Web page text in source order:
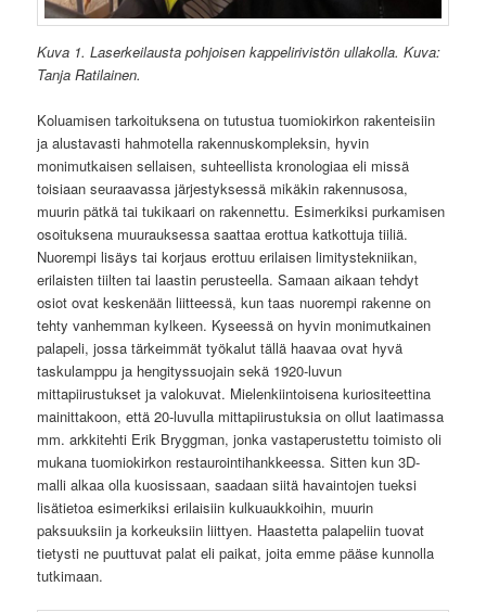
Kuva 1. Laserkeilausta pohjoisen kappelirivistön ullakolla. Kuva:
Tanja Ratilainen.
Koluamisen tarkoituksena on tutustua tuomiokirkon rakenteisiin
ja alustavasti hahmotella rakennuskompleksin, hyvin
monimutkaisen sellaisen, suhteellista kronologiaa eli missä
toisiaan seuraavassa järjestyksessä mikäkin rakennusosa,
muurin pätkä tai tukikaari on rakennettu. Esimerkiksi purkamisen
osoituksena muurauksessa saattaa erottua katkottuja tiiliä.
Nuorempi lisäys tai korjaus erottuu erilaisen limitystekniikan,
erilaisten tiilten tai laastin perusteella. Samaan aikaan tehdyt
osiot ovat keskenään liitteessä, kun taas nuorempi rakenne on
tehty vanhemman kylkeen. Kyseessä on hyvin monimutkainen
palapeli, jossa tärkeimmät työkalut tällä haavaa ovat hyvä
taskulamppu ja hengityssuojain sekä 1920-luvun
mittapiirustukset ja valokuvat. Mielenkiintoisena kuriositeettina
mainittakoon, että 20-luvulla mittapiirustuksia on ollut laatimassa
mm. arkkitehti Erik Bryggman, jonka vastaperustettu toimisto oli
mukana tuomiokirkon restaurointihankkeessa. Sitten kun 3D-
malli alkaa olla kuosissaan, saadaan siitä havaintojen tueksi
lisätietoa esimerkiksi erilaisiin kulkuaukkoihin, muurin
paksuuksiin ja korkeuksiin liittyen. Haastetta palapeliin tuovat
tietysti ne puuttuvat palat eli paikat, joita emme pääse kunnolla
tutkimaan.